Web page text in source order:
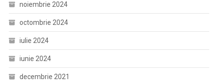
noiembrie 2024
octombrie 2024
iulie 2024
iunie 2024
decembrie 2021